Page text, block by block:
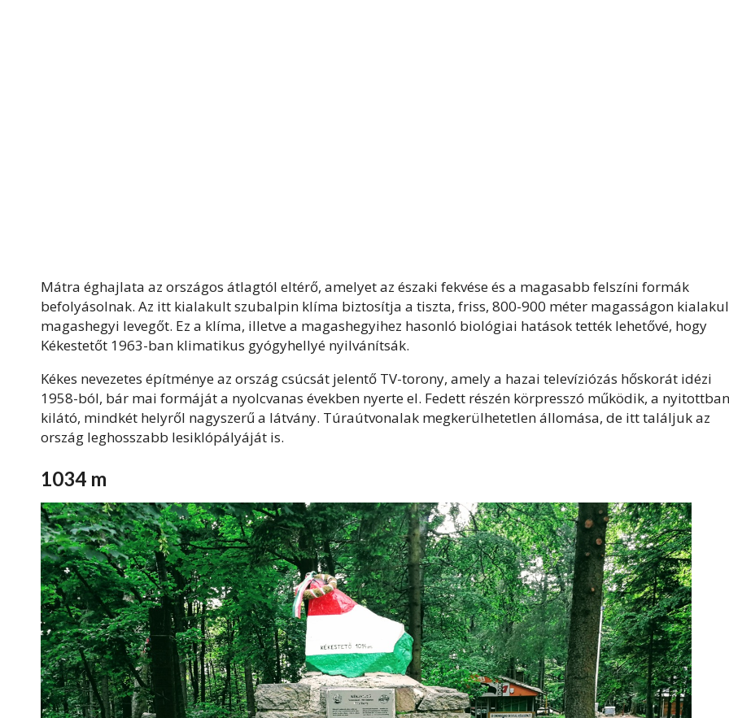
Mátra éghajlata az országos átlagtól eltérő, amelyet az északi fekvése és a magasabb felszíni formák
befolyásolnak. Az itt kialakult szubalpin klíma biztosítja a tiszta, friss, 800-900 méter magasságon
magashegyi levegőt. Ez a klíma, illetve a magashegyihez hasonló biológiai hatások tették lehetővé, hogy
Kékestetőt 1963-ban klimatikus gyógyhellyé nyilvánítsák.
Kékes nevezetes építménye az ország csúcsát jelentő TV-torony, amely a hazai televíziózás hőskorát idézi
1958-ból, bár mai formáját a nyolcvanas években nyerte el. Fedett részén körpresszó működik, a nyitottban
kilátó, mindkét helyről nagyszerű a látvány. Túraútvonalak megkerülhetetlen állomása, de itt találjuk az
ország leghosszabb lesiklópályáját is.
1034 m